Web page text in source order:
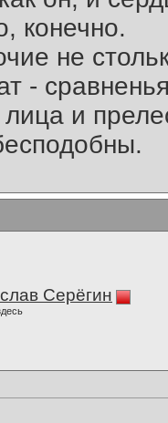
конечно.
не
-
и
Серёгин